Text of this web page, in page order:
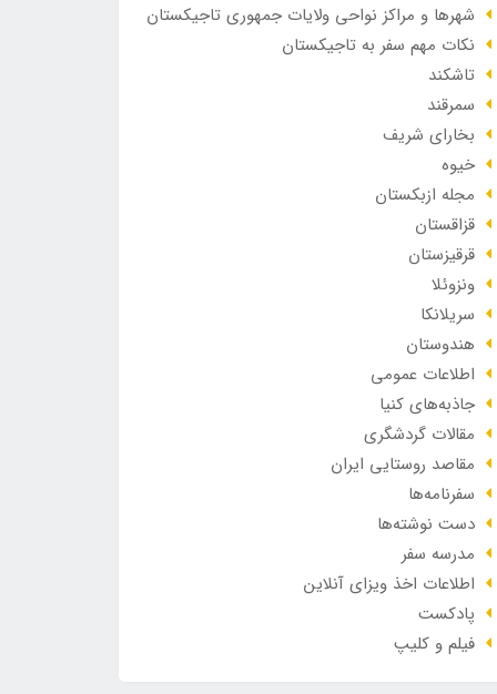
شهرها و مراکز نواحی ولایات جمهوری تاجیکستان
نکات مهم سفر به تاجیکستان
تاشکند
سمرقند
بخارای شریف
خیوه
مجله ازبکستان
قزاقستان
قرقیزستان
ونزوئلا
سریلانکا
هندوستان
اطلاعات عمومی
جاذبه‌های کنیا
مقالات گردشگری
مقاصد روستایی ایران
سفرنامه‌ها
دست نوشته‌ها
مدرسه سفر
اطلاعات اخذ ویزای آنلاین
پادکست
فیلم و کلیپ